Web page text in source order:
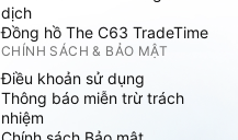
dịch
Đồng hồ The C63 TradeTime
CHÍNH SÁCH & BẢO MẬT
Điều khoản sử dụng
Thông báo miễn trừ trách
nhiệm